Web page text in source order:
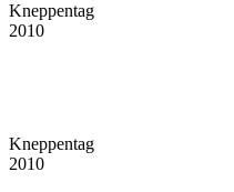
Kneppentag
2010
Kneppentag
2010